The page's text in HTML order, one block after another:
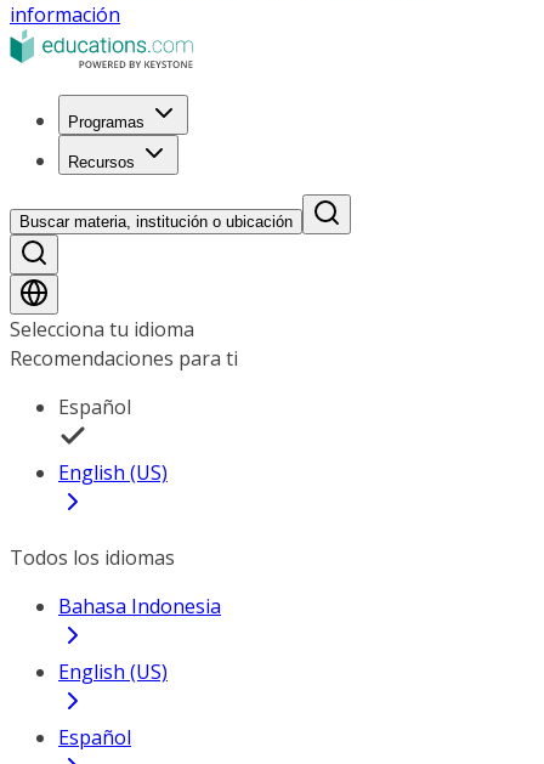
información
Programas
Recursos
Buscar materia, institución o ubicación
Selecciona tu idioma
Recomendaciones para ti
Español
English (US)
Todos los idiomas
Bahasa Indonesia
English (US)
Español